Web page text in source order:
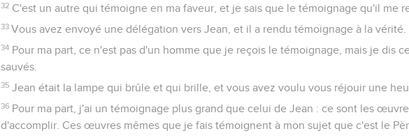
32 C'est un autre qui témoigne en ma faveur, et je sais que le témoignage qu'il me
33 Vous avez envoyé une délégation vers Jean, et il a rendu témoignage à la vérité.
34 Pour ma part, ce n'est pas d'un homme que je reçois le témoignage, mais je dis
sauvés.
35 Jean était la lampe qui brûle et qui brille, et vous avez voulu vous réjouir une
36 Pour ma part, j'ai un témoignage plus grand que celui de Jean : ce sont les
d'accomplir. Ces œuvres mêmes que je fais témoignent à mon sujet que c'est le